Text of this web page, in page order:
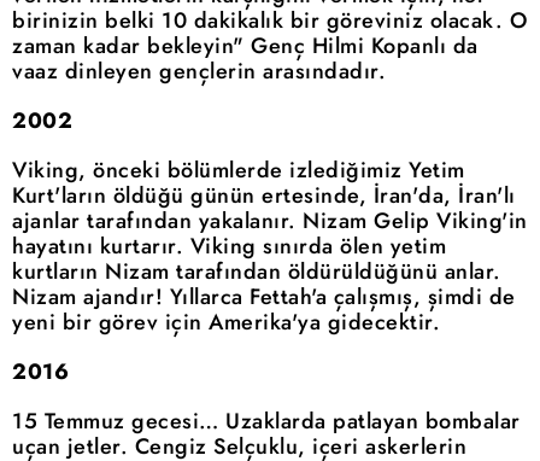
birinizin belki 10 dakikalık bir göreviniz olacak. O
zaman kadar bekleyin" Genç Hilmi Kopanlı da
vaaz dinleyen gençlerin arasındadır.
2002
Viking, önceki bölümlerde izlediğimiz Yetim
Kurt'ların öldüğü günün ertesinde, İran'da, İran'lı
ajanlar tarafından yakalanır. Nizam Gelip Viking'in
hayatını kurtarır. Viking sınırda ölen yetim
kurtların Nizam tarafından öldürüldüğünü anlar.
Nizam ajandır! Yıllarca Fettah'a çalışmış, şimdi de
yeni bir görev için Amerika'ya gidecektir.
2016
15 Temmuz gecesi… Uzaklarda patlayan bombalar
uçan jetler. Cengiz Selçuklu, içeri askerlerin